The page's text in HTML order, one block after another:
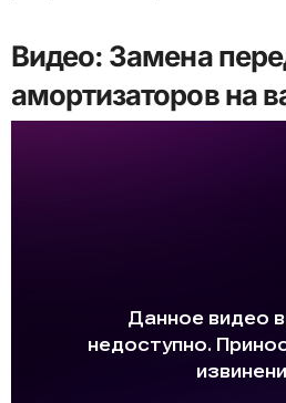
Видео: Замена
амортизаторов на